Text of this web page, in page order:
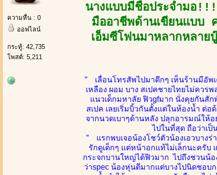
ความหื่น : 0
ออฟไลน์
กระทู้: 42,735
โพสต์: 5,211
นางแบบมีชื่อประจำมอ
มืออาชีพด้านเขียนแบบ
เอ็มซีโฟนมาหลากหลาย
” เลื่อนโทรสัพไปมาดึกๆ เห็นร้านมีอัพ
เหลือง ผอม บาง สเปคชายไทยไม่ควร
แนวเด็กมหาลัย ฟิวgfมาก นั่งคุยกันสั
สเปค เลยเริ่มบิ้วกันตั้งแต่ในห้องน้ำ ต่
จากนวดเบาๆด้านหลัง ปลุกอารมณ์ให้
ไปในที่สุด ถือว่าเ
” แรกพบเจอน้องโชว์ตัวน้องเอวบางร่
รักดูเด็กๆ แต่หน้าอกแท้ไม่เล็กนะครั
กระจกบานใหญ่ได้ฟิวมาก ไปถึงชวนน้
ว่าspec น้องหุ่นดีมากแต่บางไปนิดชอบ